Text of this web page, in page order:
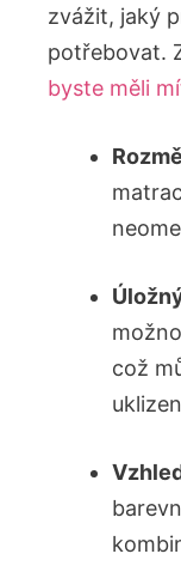
zvážit, jaký
potřebovat.
byste měli
což